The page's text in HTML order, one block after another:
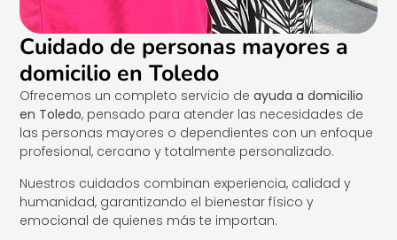
Cuidado de personas mayores a
domicilio en Toledo
Ofrecemos un completo servicio deayuda a domicilio
en Toledo, pensado para atender las necesidades de
las personas mayores o dependientes con un enfoque
profesional, cercano y totalmente personalizado.
Nuestros cuidados combinan experiencia, calidad y
humanidad, garantizando el bienestar físico y
emocional de quienes más te importan.